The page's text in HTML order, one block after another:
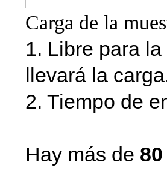
Carga de la
1. Libre para
llevará la
2. Tiempo de
Hay más de